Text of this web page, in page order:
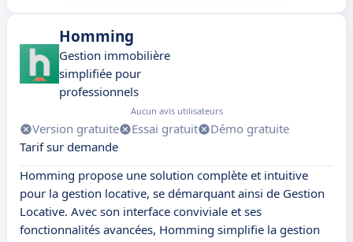
Homming
Gestion immobilière
simplifiée pour
professionnels
Aucun avis utilisateurs
Version gratuite Essai gratuit
Démo gratuite
Tarif sur demande
Homming propose une solution complète et intuitive
pour la gestion locative, se démarquant ainsi de Gestion
Locative. Avec son interface conviviale et ses
fonctionnalités avancées, Homming simplifie la gestion